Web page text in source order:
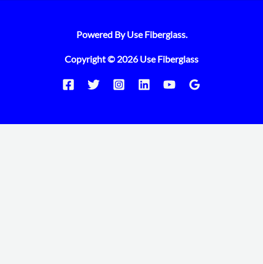
Powered By Use Fiberglass.
Copyright © 2026 Use Fiberglass